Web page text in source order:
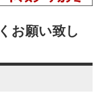
お願い致し